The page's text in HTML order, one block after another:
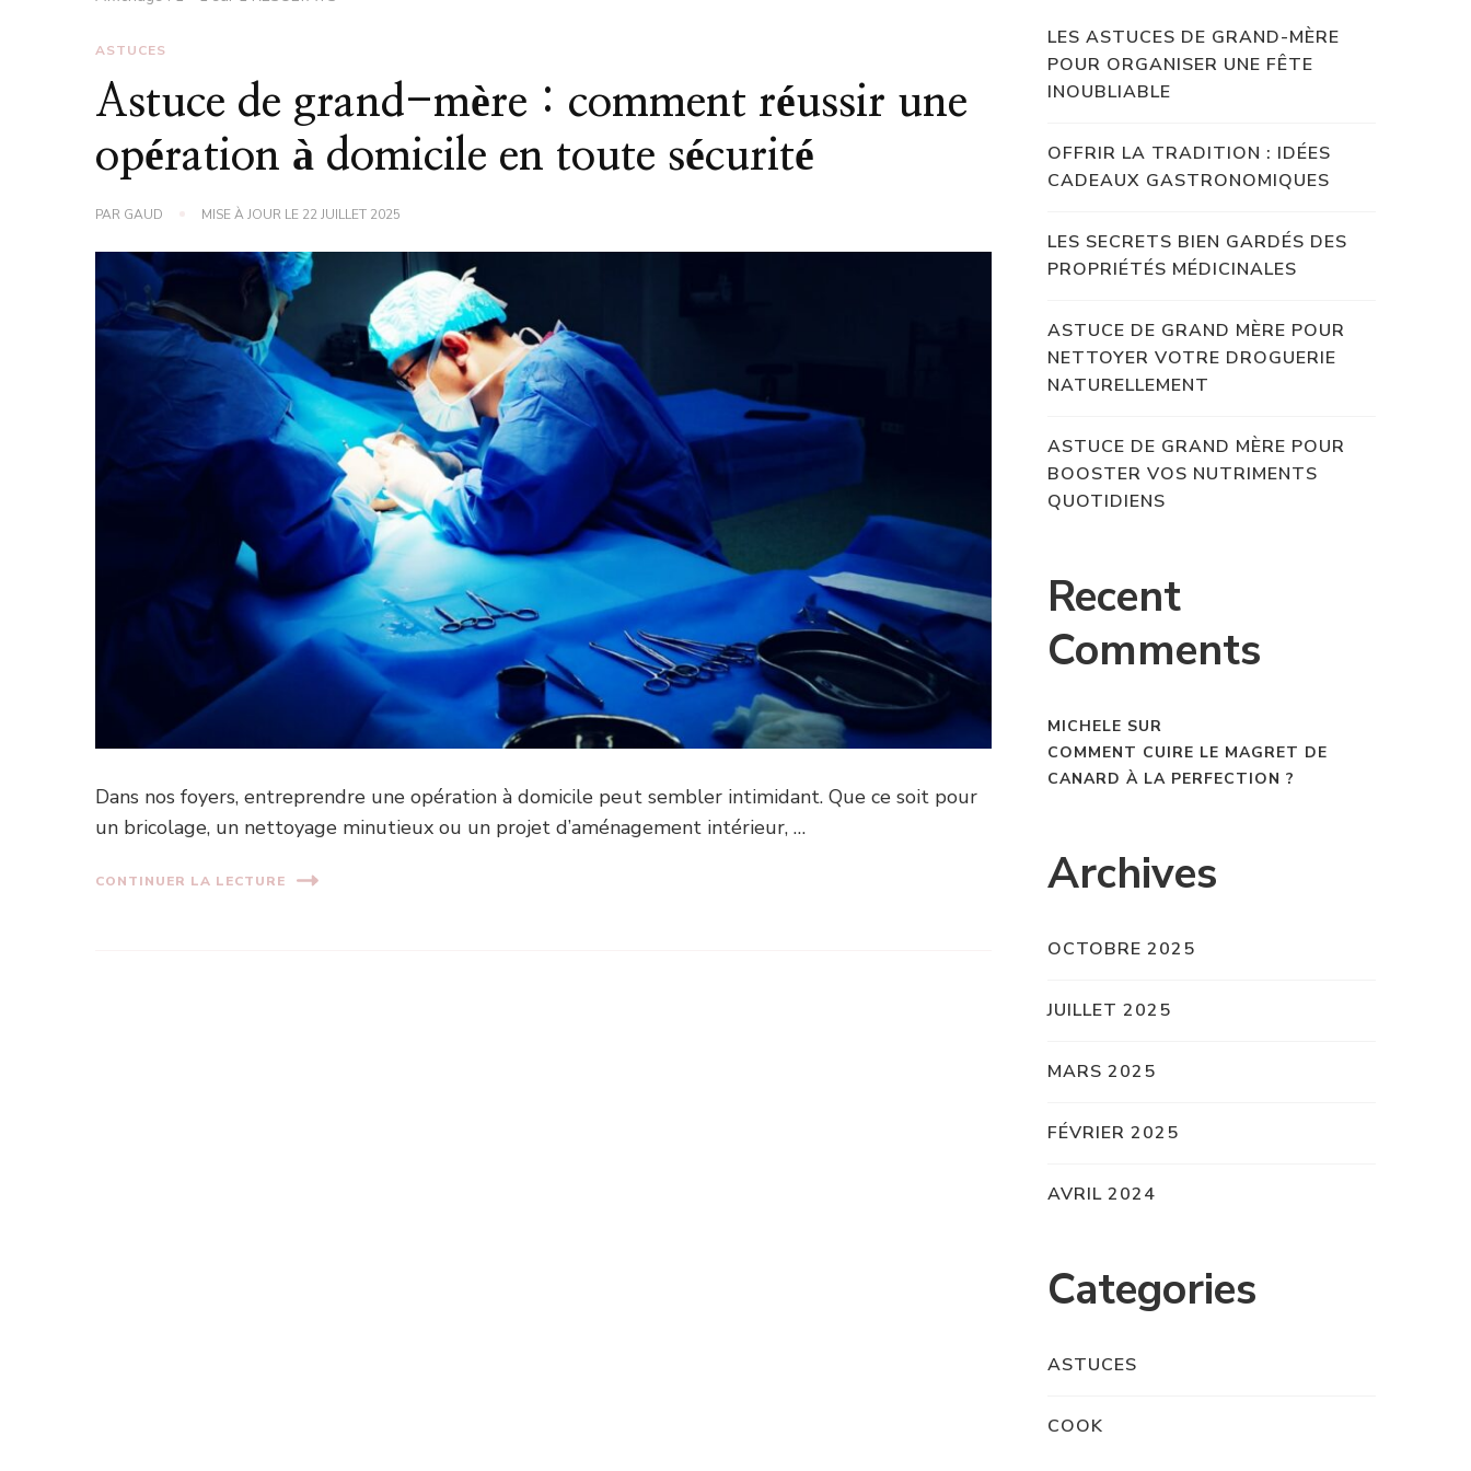
ASTUCES
Astuce de grand-mère : comment réussir une
opération à domicile en toute sécurité
PAR GAUD MISE À JOUR LE 22 JUILLET 2025
Dans nos foyers, entreprendre une opération à domicile peut sembler intimidant. Que ce soit pour
un bricolage, un nettoyage minutieux ou un projet d’aménagement intérieur, …
CONTINUER LA LECTURE
LES ASTUCES DE GRAND-MÈRE
POUR ORGANISER UNE FÊTE
INOUBLIABLE
OFFRIR LA TRADITION : IDÉES
CADEAUX GASTRONOMIQUES
LES SECRETS BIEN GARDÉS DES
PROPRIÉTÉS MÉDICINALES
ASTUCE DE GRAND MÈRE POUR
NETTOYER VOTRE DROGUERIE
NATURELLEMENT
ASTUCE DE GRAND MÈRE POUR
BOOSTER VOS NUTRIMENTS
QUOTIDIENS
Recent
Comments
MICHELE SUR
COMMENT CUIRE LE MAGRET DE
CANARD À LA PERFECTION ?
Archives
OCTOBRE 2025
JUILLET 2025
MARS 2025
FÉVRIER 2025
AVRIL 2024
Categories
ASTUCES
COOK